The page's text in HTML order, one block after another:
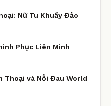
Nữ Tu Khuấy Đảo
Phục Liên Minh
Thoại và Nỗi Đau World